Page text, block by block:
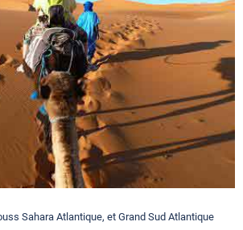
Sahara Atlantique, et Grand Sud Atlantique